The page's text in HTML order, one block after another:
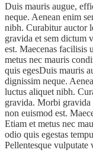
Duis mauris augue,
neque. Aenean enim
nibh. Curabitur auctor
gravida et sem dictum
est. Maecenas facilisis
metus nec mauris
quis egesDuis mauris
dignissim neque.
luctus aliquet nibh.
gravida. Morbi gravida
non euismod est.
Etiam et metus nec
odio quis egestas
Pellentesque vulputate